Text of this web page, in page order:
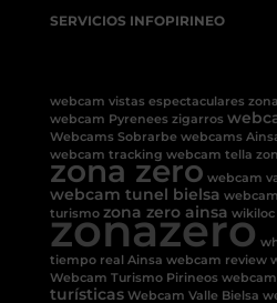
SERVICIOS INFOPIRINEO
webcam vistas espectaculares
webcam Pyrenees zigarros
Webcams Sobrarbe webcams
webcam tracking webcam tella
zona zero webcam
webcam tunel bielsa
turismo zona zero ainsa
zonazero
tiempo real Ainsa webcam review
Webcam Turismo Pirineos
turísticas Webcam Valle Bielsa